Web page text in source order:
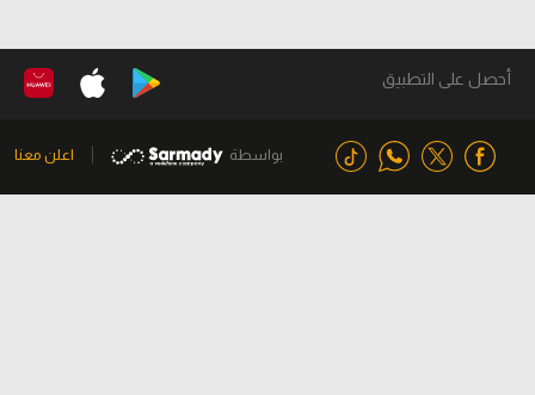
أحصل على التطبيق
بواسطة اعلن معنا